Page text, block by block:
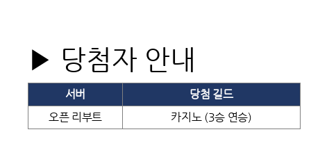
▶ 당첨자 안내
서버
당첨 길드
오픈 리부트
카지노 (3승 연승)